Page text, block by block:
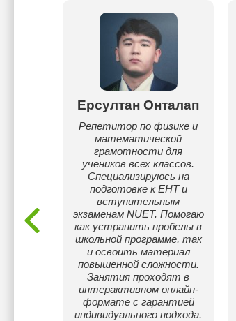
Ерсултан Онталап
Репетитор по физике и
математической
грамотности для
учеников всех классов.
Специализируюсь на
подготовке к ЕНТ и
вступительным
экзаменам NUET. Помогаю
как устранить пробелы в
школьной программе, так
и освоить материал
повышенной сложности.
Занятия проходят в
интерактивном онлайн-
формате с гарантией
индивидуального подхода.